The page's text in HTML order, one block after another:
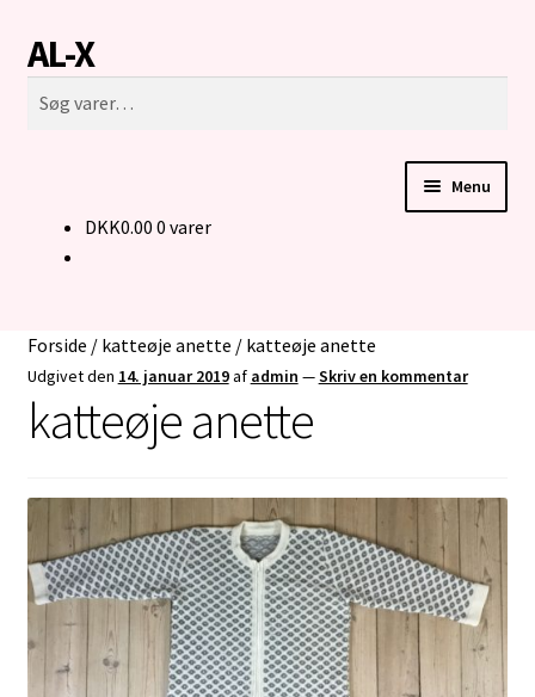
Spring
til
navigation
Spring
til
indhold
AL-X
efter:
Søg
Menu
BUKSER TIL MENNESKER I KØRESTOL
KONTAKT
DKK0.00 0 varer
Forside / katteøje anette / katteøje anette
Udgivet den 14. januar 2019af admin —Skriv en kommentar
katteøje anette